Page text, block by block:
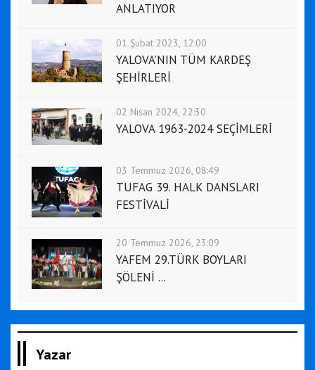
ANLATIYOR
01 Şubat 2023, 12:00
YALOVA'NIN TÜM KARDEŞ
ŞEHİRLERİ
02 Nisan 2024, 22:30
YALOVA 1963-2024 SEÇİMLERİ
03 Temmuz 2026, 08:49
TUFAG 39. HALK DANSLARI
FESTİVALİ
20 Temmuz 2026, 23:09
YAFEM 29.TÜRK BOYLARI
ŞÖLENİ ...
Yazar